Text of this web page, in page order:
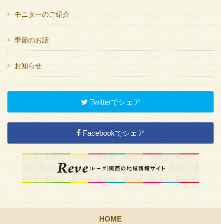
モニターのご紹介
季節のお話
お知らせ
Twitterでシェア
Facebookでシェア
HOME